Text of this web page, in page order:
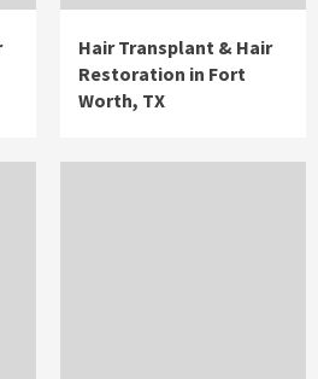
Hair Transplant & Hair
Restoration in Fort
Worth, TX